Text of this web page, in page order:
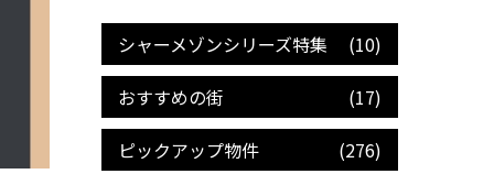
シャーメゾンシリーズ特集
(10)
おすすめの街
(17)
ピックアップ物件
(276)